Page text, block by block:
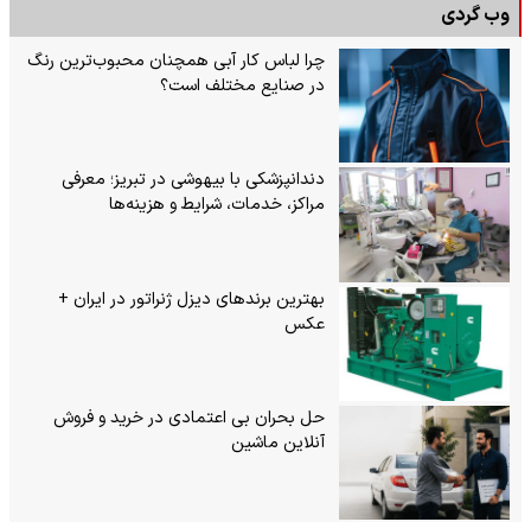
وب گردی
چرا لباس کار آبی همچنان محبوب‌ترین رنگ
در صنایع مختلف است؟
دندانپزشکی با بیهوشی در تبریز؛ معرفی
مراکز، خدمات، شرایط و هزینه‌ها
بهترین برندهای دیزل ژنراتور در ایران +
عکس
حل بحران بی‌ اعتمادی در خرید و فروش
آنلاین ماشین